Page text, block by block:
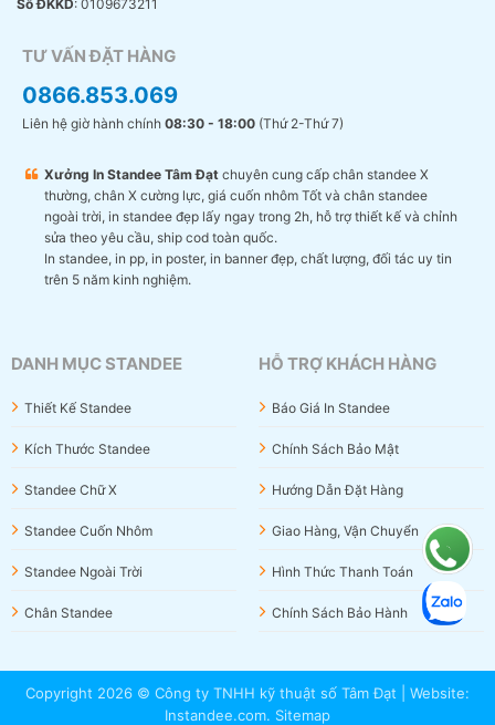
Số ĐKKD: 0109673211
TƯ VẤN ĐẶT HÀNG
0866.853.069
Liên hệ giờ hành chính 08:30 - 18:00 (Thứ 2-Thứ 7)
Xưởng In Standee Tâm Đạt chuyên cung cấp chân standee X
thường, chân X cường lực, giá cuốn nhôm Tốt và chân standee
ngoài trời, in standee đẹp lấy ngay trong 2h, hỗ trợ thiết kế và chỉnh
sửa theo yêu cầu, ship cod toàn quốc.
In standee, in pp, in poster, in banner đẹp, chất lượng, đối tác uy tin
trên 5 năm kinh nghiệm.
DANH MỤC STANDEE
Thiết Kế Standee
Kích Thước Standee
Standee Chữ X
Standee Cuốn Nhôm
Standee Ngoài Trời
Chân Standee
HỖ TRỢ KHÁCH HÀNG
Báo Giá In Standee
Chính Sách Bảo Mật
Hướng Dẫn Đặt Hàng
Giao Hàng, Vận Chuyển
Hình Thức Thanh Toán
Chính Sách Bảo Hành
Copyright 2026 © Công ty TNHH kỹ thuật số Tâm Đạt | Website:
Instandee.com. Sitemap